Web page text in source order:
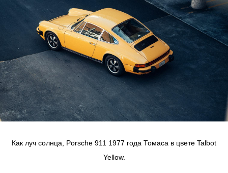
Как луч солнца, Porsche 911 1977 года Томаса в цвете Talbot
Yellow.